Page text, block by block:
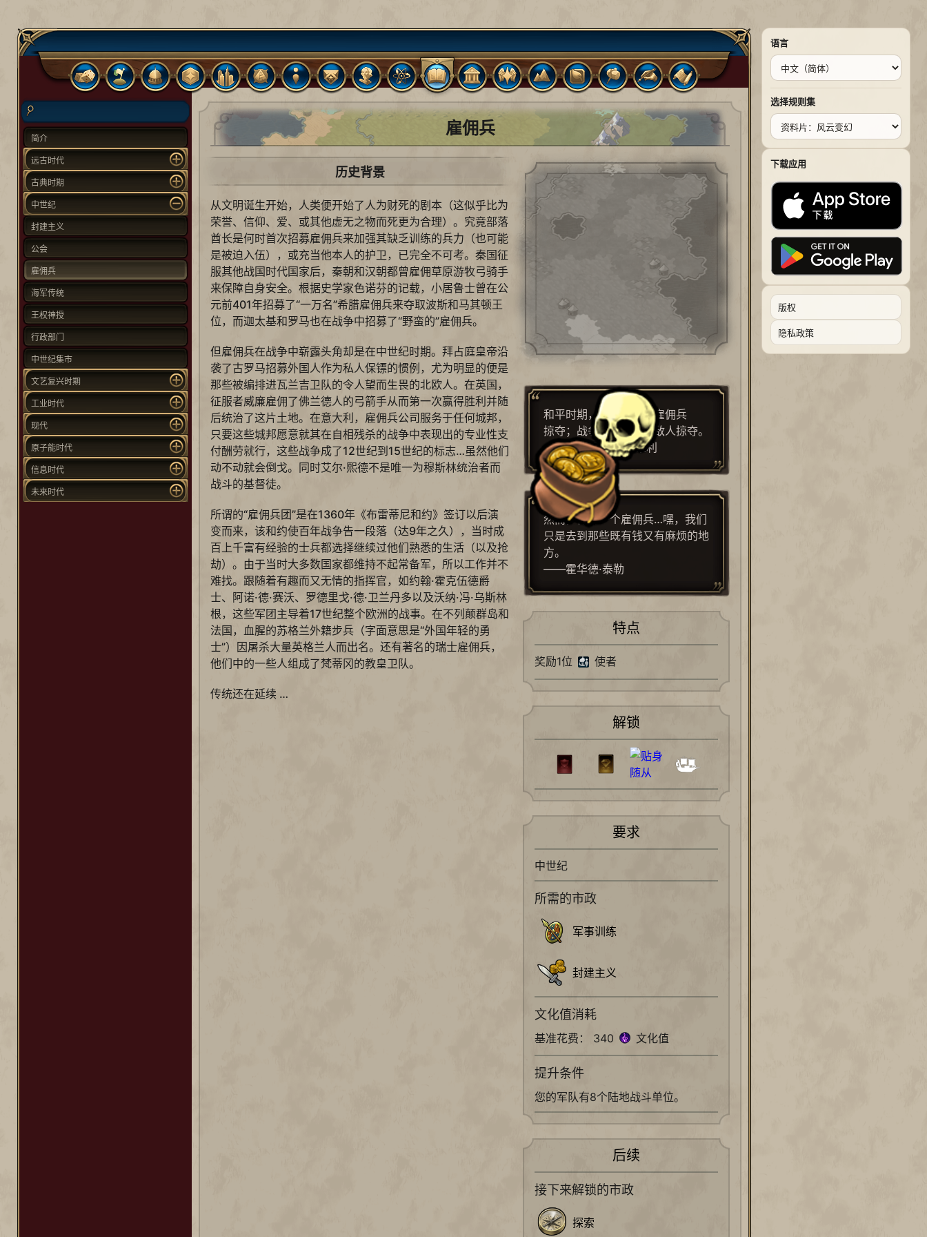
简介
远古时代
古典时期
中世纪
封建主义
公会
雇佣兵
海军传统
王权神授
行政部门
中世纪集市
文艺复兴时期
工业时代
现代
原子能时代
信息时代
未来时代
雇佣兵
历史背景
从文明诞生开始，人类便开始了人为财死的剧本（这似乎比为
荣誉、信仰、爱、或其他虚无之物而死更为合理）。究竟部落
酋长是何时首次招募雇佣兵来加强其缺乏训练的兵力（也可能
是被迫入伍），或充当他本人的护卫，已完全不可考。秦国征
服其他战国时代国家后，秦朝和汉朝都曾雇佣草原游牧弓骑手
来保障自身安全。根据史学家色诺芬的记载，小居鲁士曾在公
元前401年招募了“一万名”希腊雇佣兵来夺取波斯和马其顿王
位，而迦太基和罗马也在战争中招募了“野蛮的”雇佣兵。
但雇佣兵在战争中崭露头角却是在中世纪时期。拜占庭皇帝沿
袭了古罗马招募外国人作为私人保镖的惯例，尤为明显的便是
那些被编排进瓦兰吉卫队的令人望而生畏的北欧人。在英国，
征服者威廉雇佣了佛兰德人的弓箭手从而第一次赢得胜利并随
后统治了这片土地。在意大利，雇佣兵公司服务于任何城邦，
只要这些城邦愿意就其在自相残杀的战争中表现出的专业性支
付酬劳就行，这些战争成了12世纪到15世纪的标志…虽然他们
动不动就会倒戈。同时艾尔·熙德不是唯一为穆斯林统治者而
战斗的基督徒。
所谓的“雇佣兵团”是在1360年《布雷蒂尼和约》签订以后演
变而来，该和约使百年战争告一段落（达9年之久），当时成
百上千富有经验的士兵都选择继续过他们熟悉的生活（以及抢
劫）。由于当时大多数国家都维持不起常备军，所以工作并不
难找。跟随着有趣而又无情的指挥官，如约翰·霍克伍德爵
士、阿诺·德·赛沃、罗德里戈·德·卫兰丹多以及沃纳·冯·乌斯林
根，这些军团主导着17世纪整个欧洲的战事。在不列颠群岛和
法国，血腥的苏格兰外籍步兵（字面意思是“外国年轻的勇
士”）因屠杀大量英格兰人而出名。还有著名的瑞士雇佣兵，
他们中的一些人组成了梵蒂冈的教皇卫队。
传统还在延续 …
和平时期，老百姓受到雇佣兵
掠夺；战争时期，受到敌人掠夺。
——尼可罗·马基亚维利
然而，作为一个雇佣兵…嘿，我们
只是去到那些既有钱又有麻烦的地
方。
——霍华德·泰勒
特点
奖励1位 使者
解锁
要求
中世纪
所需的市政
军事训练
封建主义
文化值消耗
基准花费： 340 文化值
提升条件
您的军队有8个陆地战斗单位。
后续
接下来解锁的市政
探索
语言
选择规则集
下载应用
版权
隐私政策